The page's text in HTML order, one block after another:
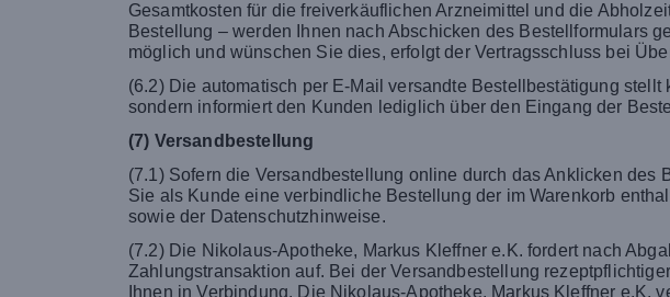
Gesamtkosten für die freiverkäuflichen Arzneimittel und die
Bestellung – werden Ihnen nach Abschicken des Bestellformulars
möglich und wünschen Sie dies, erfolgt der Vertragsschluss bei
(6.2) Die automatisch per E-Mail versandte Bestellbestätigung
sondern informiert den Kunden lediglich über den Eingang der
(7) Versandbestellung
(7.1) Sofern die Versandbestellung online durch das Anklicken des
Sie als Kunde eine verbindliche Bestellung der im Warenkorb
sowie der Datenschutzhinweise.
(7.2) Die Nikolaus-Apotheke, Markus Kleffner e.K. fordert nach
Zahlungstransaktion auf. Bei der Versandbestellung
Ihnen in Verbindung. Die Nikolaus-Apotheke, Markus Kleffner e.K.